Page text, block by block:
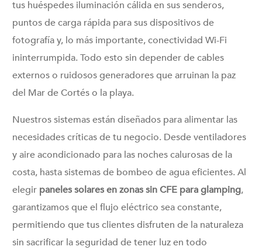
tus huéspedes iluminación cálida en sus senderos,
puntos de carga rápida para sus dispositivos de
fotografía y, lo más importante, conectividad Wi-Fi
ininterrumpida. Todo esto sin depender de cables
externos o ruidosos generadores que arruinan la paz
del Mar de Cortés o la playa.
Nuestros sistemas están diseñados para alimentar las
necesidades críticas de tu negocio. Desde ventiladores
y aire acondicionado para las noches calurosas de la
costa, hasta sistemas de bombeo de agua eficientes. Al
elegir paneles solares en zonas sin CFE para glamping,
garantizamos que el flujo eléctrico sea constante,
permitiendo que tus clientes disfruten de la naturaleza
sin sacrificar la seguridad de tener luz en todo